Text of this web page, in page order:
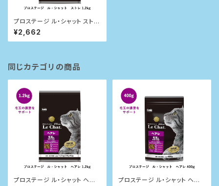
プロステージ ル・シャット ストレ
1.2kg
¥2,662
同じカテゴリの商品
プロステージ ル・シャット ヘア
プロステージ ル・シャット ヘア